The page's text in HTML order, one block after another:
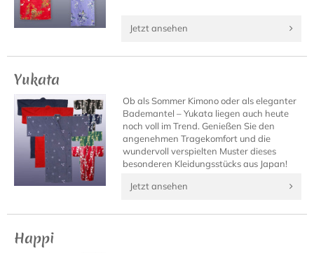
Jetzt ansehen
Yukata
Ob als Sommer Kimono oder als eleganter
Bademantel – Yukata liegen auch heute
noch voll im Trend. Genießen Sie den
angenehmen Tragekomfort und die
wundervoll verspielten Muster dieses
besonderen Kleidungsstücks aus Japan!
Jetzt ansehen
Happi